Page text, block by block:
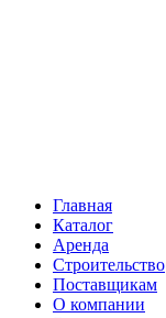
Главная
Каталог
Аренда
Строительство
Поставщикам
О компании